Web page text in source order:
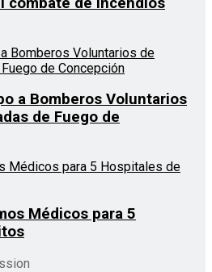
a Bomberos Voluntarios
de Fuego de
Médicos para 5